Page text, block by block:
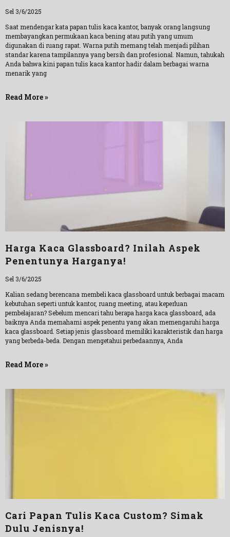
Sel 3/6/2025
Saat mendengar kata papan tulis kaca kantor, banyak orang langsung
membayangkan permukaan kaca bening atau putih yang umum
digunakan di ruang rapat. Warna putih memang telah menjadi pilihan
standar karena tampilannya yang bersih dan profesional. Namun, tahukah
Anda bahwa kini papan tulis kaca kantor hadir dalam berbagai warna
menarik yang
Read More »
Harga Kaca Glassboard? Inilah Aspek
Penentunya Harganya!
Sel 3/6/2025
Kalian sedang berencana membeli kaca glassboard untuk berbagai macam
kebutuhan seperti untuk kantor, ruang meeting, atau keperluan
pembelajaran? Sebelum mencari tahu berapa harga kaca glassboard, ada
baiknya Anda memahami aspek penentu yang akan memengaruhi harga
kaca glassboard. Setiap jenis glassboard memiliki karakteristik dan harga
yang berbeda-beda. Dengan mengetahui perbedaannya, Anda
Read More »
Cari Papan Tulis Kaca Custom? Simak
Dulu Jenisnya!